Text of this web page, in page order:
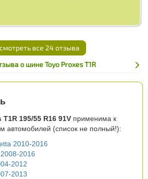
все 24 отзыва
о шине Toyo Proxes T1R
195/55 R16 91V применима к
автомобилей (список не полный!):
2010-2016
2016
2012
2013